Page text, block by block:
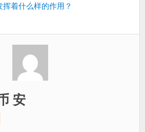
着什么样的作用？
安